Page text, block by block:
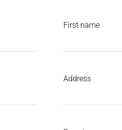
First name
Address